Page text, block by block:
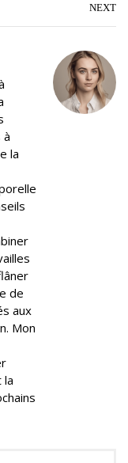
e
l
NEXT
à
la
de
aux
Mon
la